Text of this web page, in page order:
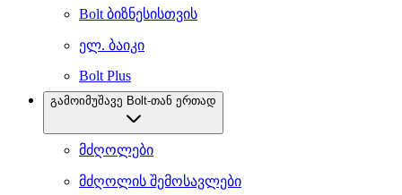
Bolt ბიზნესისთვის
ელ. ბაიკი
Bolt Plus
გამოიმუშავე Bolt-თან ერთად
მძღოლები
მძღოლის შემოსავლები